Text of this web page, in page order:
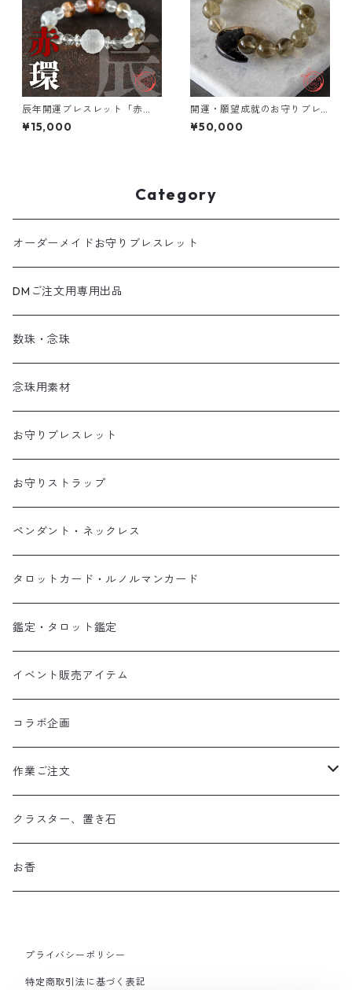
辰年開運ブレスレット「赤
環」正財運上昇 お守り ブレス
レット
¥15,000
開運・願望成就のお守りブレ
スレット「祝り」 パームルー
ト ブラックリビアングラス リ
¥50,000
Category
オーダーメイドお守りブレスレット
DMご注文用専用出品
数珠・念珠
念珠用素材
お守りブレスレット
お守りストラップ
ペンダント・ネックレス
タロットカード・ルノルマンカード
鑑定・タロット鑑定
イベント販売アイテム
コラボ企画
作業ご注文
お守り数珠
お守り数珠ブレスレット
フルオーダーメイド
クラスター、置き石
お香
プライバシーポリシー
特定商取引法に基づく表記